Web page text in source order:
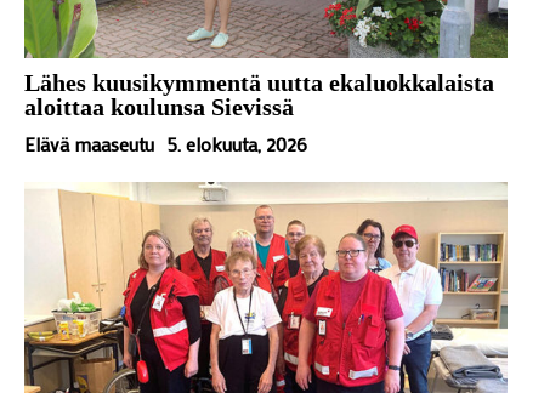
Lähes kuusikymmentä uutta ekaluokkalaista
aloittaa koulunsa Sievissä
Elävä maaseutu 5. elokuuta, 2026